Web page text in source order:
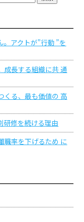
。アクトが”行動 ”を
成長する組織に共 通
くる、最も価値の 高
研修を続ける理由
職率を下げるため に